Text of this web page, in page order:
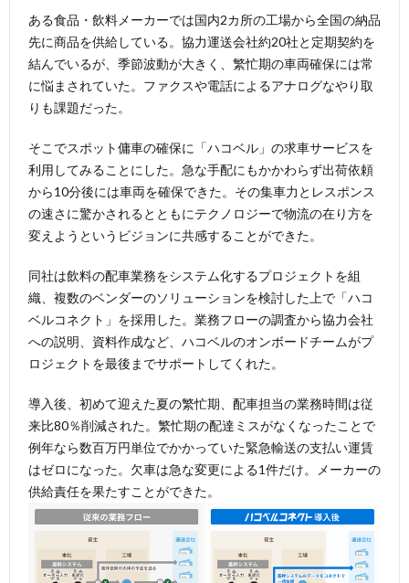
ある食品・飲料メーカーでは国内2カ所の工場から全国の納品
先に商品を供給している。協力運送会社約20社と定期契約を
結んでいるが、季節波動が大きく、繁忙期の車両確保には常
に悩まされていた。ファクスや電話によるアナログなやり取
りも課題だった。
そこでスポット傭車の確保に「ハコベル」の求車サービスを
利用してみることにした。急な手配にもかかわらず出荷依頼
から10分後には車両を確保できた。その集車力とレスポンス
の速さに驚かされるとともにテクノロジーで物流の在り方を
変えようというビジョンに共感することができた。
同社は飲料の配車業務をシステム化するプロジェクトを組
織、複数のベンダーのソリューションを検討した上で「ハコ
ベルコネクト」を採用した。業務フローの調査から協力会社
への説明、資料作成など、ハコベルのオンボードチームがプ
ロジェクトを最後までサポートしてくれた。
導入後、初めて迎えた夏の繁忙期、配車担当の業務時間は従
来比80％削減された。繁忙期の配達ミスがなくなったことで
例年なら数百万円単位でかかっていた緊急輸送の支払い運賃
はゼロになった。欠車は急な変更による1件だけ。メーカーの
供給責任を果たすことができた。